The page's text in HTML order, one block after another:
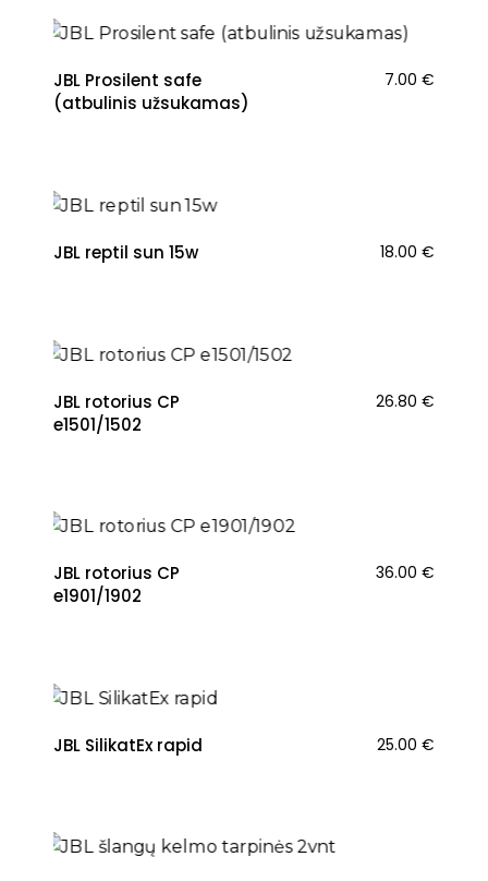
JBL Prosilent safe
(atbulinis užsukamas)
7.00 €
JBL reptil sun 15w 18.00 €
JBL rotorius CP
e1501/1502
26.80 €
JBL rotorius CP
e1901/1902
36.00 €
JBL SilikatEx rapid 25.00 €